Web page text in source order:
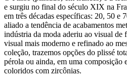
e surgiu no final do século XIX na
em três décadas específicas: 20, 50 e
aliado a tendência de acabamentos
indústria da moda aderiu ao visual de
visual mais moderno e refinado ao
coleção, trazemos opções do plissé
pérola ou ainda, em uma composição
coloridos com zircônias.